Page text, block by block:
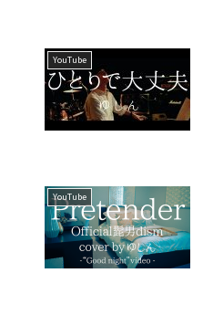
YouTube
YouTube